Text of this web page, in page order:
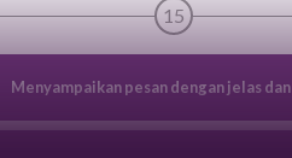
15
Menyampaikan pesan dengan jelas